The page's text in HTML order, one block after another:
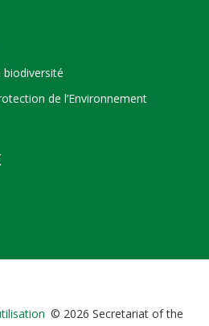
biodiversité
de l’Environnement
Bioland
© 2026 Secretariat of the